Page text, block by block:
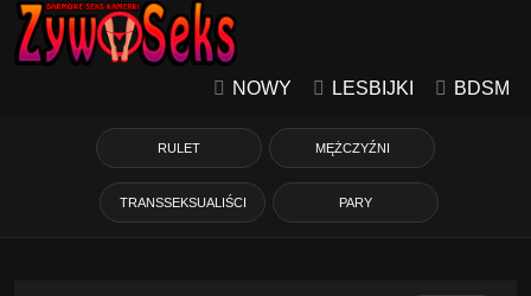
NOWY LESBIJKI BDSM
RULET MĘŻCZYŹNI
TRANSSEKSUALIŚCI PARY